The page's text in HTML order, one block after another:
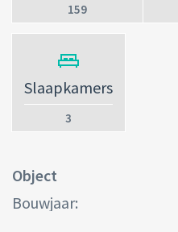
159
Slaapkamers
3
Object
Bouwjaar: